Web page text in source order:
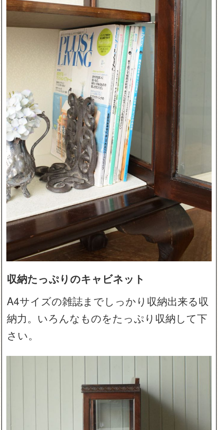
収納たっぷりのキャビネット
A4サイズの雑誌までしっかり収納出来る収
納力。いろんなものをたっぷり収納して下
さい。